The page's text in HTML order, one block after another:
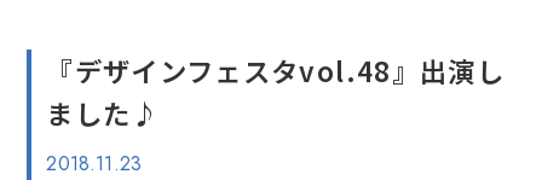
『デザインフェスタvol.48』出演し
ました♪
2018.11.23